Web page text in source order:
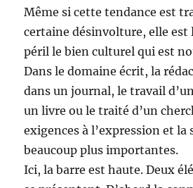
Même si cette tendance est
certaine désinvolture, elle est
péril le bien culturel qui est
Dans le domaine écrit, la
dans un journal, le travail
un livre ou le traité d’un
exigences à l’expression et la
beaucoup plus importantes.
Ici, la barre est haute. Deux